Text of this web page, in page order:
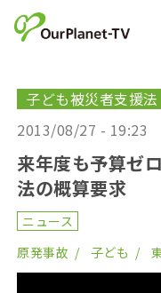
子ども被災者支援法
2013/08/27 - 19:23
来年度も予算ゼ
法の概算要求
ニュース
原発事故
子ども